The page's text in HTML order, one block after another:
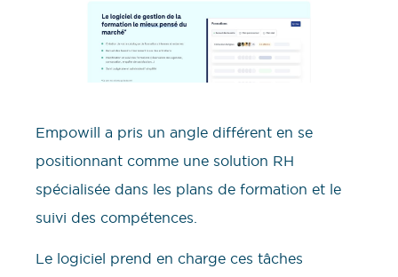
Empowill a pris un angle différent en se
positionnant comme une solution RH
spécialisée dans les plans de formation et le
suivi des compétences.
Le logiciel prend en charge ces tâches